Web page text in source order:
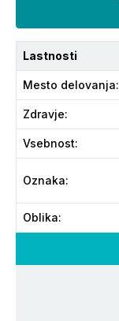
Lastnosti
Mesto delovanja:
Zdravje:
Vsebnost:
Oznaka:
Oblika: